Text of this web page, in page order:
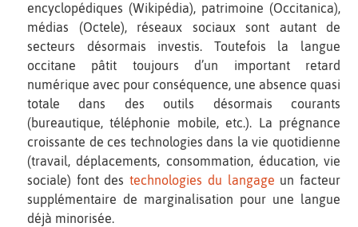
encyclopédiques (Wikipédia), patrimoine (Occitanica),
médias (Octele), réseaux sociaux sont autant de
secteurs désormais investis. Toutefois la langue
occitane pâtit toujours d’un important retard
numérique avec pour conséquence, une absence quasi
totale dans des outils désormais courants
(bureautique, téléphonie mobile, etc.). La prégnance
croissante de ces technologies dans la vie quotidienne
(travail, déplacements, consommation, éducation, vie
sociale) font destechnologies du langage un facteur
supplémentaire de marginalisation pour une langue
déjà minorisée.